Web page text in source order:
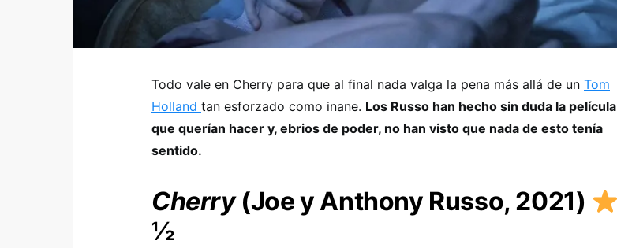
Todo vale en Cherry para que al final nada valga la pena más allá de un Tom
Holland tan esforzado como inane. Los Russo han hecho sin duda la película
que querían hacer y, ebrios de poder, no han visto que nada de esto tenía
sentido.
Cherry(Joe y Anthony Russo, 2021)
½